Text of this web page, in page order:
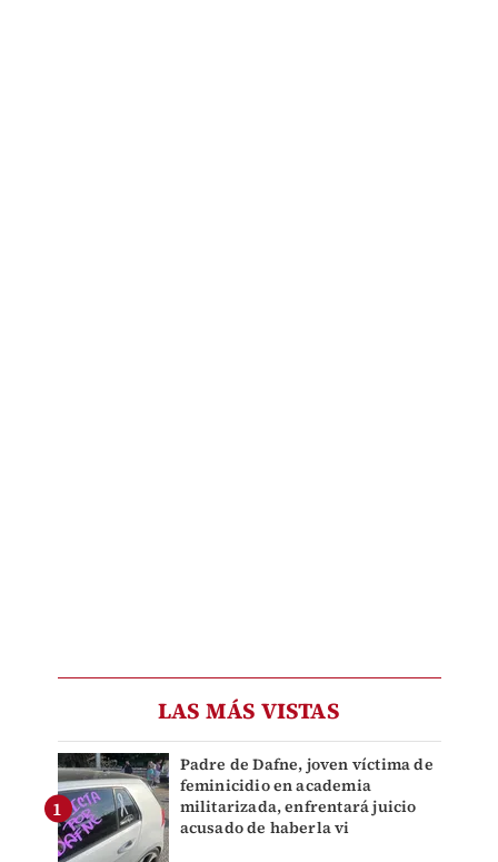
LAS MÁS VISTAS
Padre de Dafne, joven víctima de
feminicidio en academia
militarizada, enfrentará juicio
acusado de haberla vi